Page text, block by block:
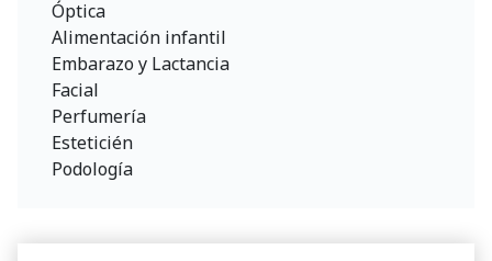
Óptica
Alimentación infantil
Embarazo y Lactancia
Facial
Perfumería
Esteticién
Podología